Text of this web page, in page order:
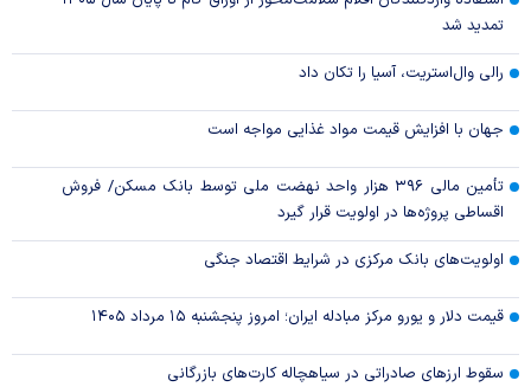
تمدید شد
رالی وال‌استریت، آسیا را تکان داد
جهان با افزایش قیمت مواد غذایی مواجه است
تأمین مالی ۳۹۶ هزار واحد نهضت ملی توسط بانک مسکن/ فروش
اقساطی پروژه‌ها در اولویت قرار گیرد
اولویت‌های بانک مرکزی در شرایط اقتصاد جنگی
قیمت دلار و یورو مرکز مبادله ایران؛ امروز پنجشنبه ۱۵ مرداد ۱۴۰۵
سقوط ارزهای صادراتی در سیاهچاله کارت‌های بازرگانی